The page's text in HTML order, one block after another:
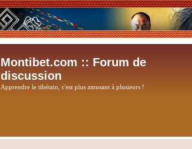
Montibet.com :: Forum de
discussion
Apprendre le tibétain, c'est plus amusant à plusieurs !